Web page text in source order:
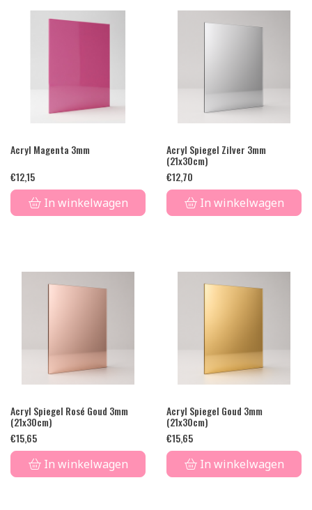
Acryl Magenta 3mm
€12,15
In winkelwagen
Acryl Spiegel Zilver 3mm
(21x30cm)
€12,70
In winkelwagen
Acryl Spiegel Rosé Goud 3mm
(21x30cm)
€15,65
In winkelwagen
Acryl Spiegel Goud 3mm
(21x30cm)
€15,65
In winkelwagen